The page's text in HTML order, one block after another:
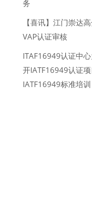
务
【喜讯】江门崇达
VAP认证审核
ITAF16949认证中
开IATF16949认证
IATF16949标准培训